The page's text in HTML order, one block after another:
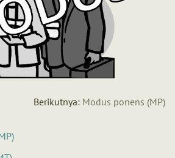
Berikutnya: Modus ponens (MP)